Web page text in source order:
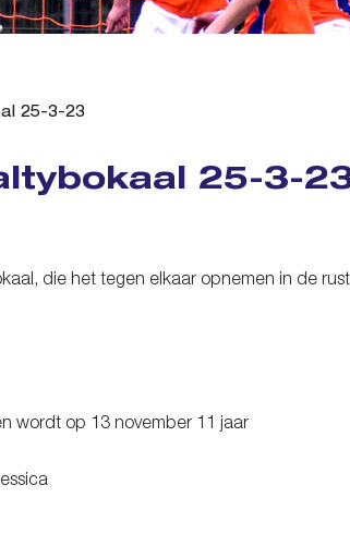
25-3-23
25-3-
die het tegen elkaar opnemen in de
wordt op 13 november 11 jaar